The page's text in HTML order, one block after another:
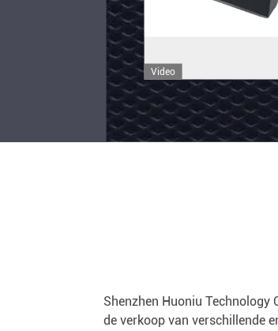
CCC
Plug
Contact
opnemen
Shenzhen Huoniu Technology
de verkoop van verschillende